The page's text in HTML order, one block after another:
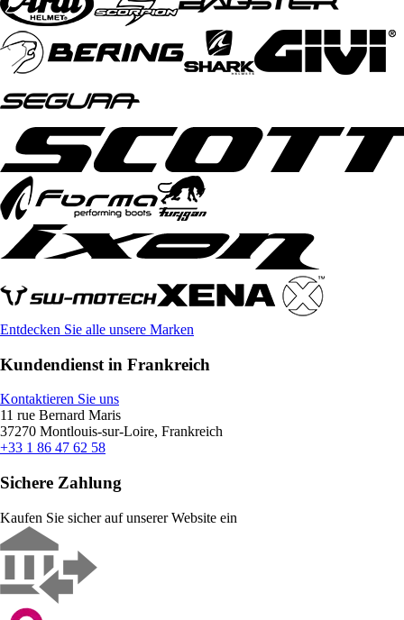
Entdecken Sie alle unsere Marken
Kundendienst in Frankreich
Kontaktieren Sie uns
11 rue Bernard Maris
37270 Montlouis-sur-Loire, Frankreich
+33 1 86 47 62 58
Sichere Zahlung
Kaufen Sie sicher auf unserer Website ein